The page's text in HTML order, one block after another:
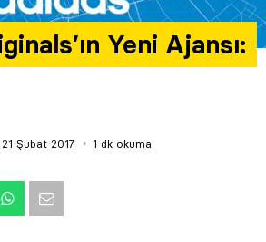
Yeni Ajansı:
21 Şubat 2017 1 dk okuma